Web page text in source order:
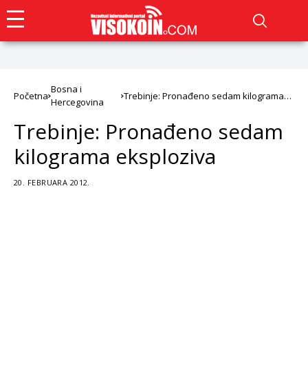
Početna
Bosna i
Hercegovina
Trebinje: Pronađeno sedam kilograma
Trebinje: Pronađeno sedam
kilograma eksploziva
20. FEBRUARA 2012.